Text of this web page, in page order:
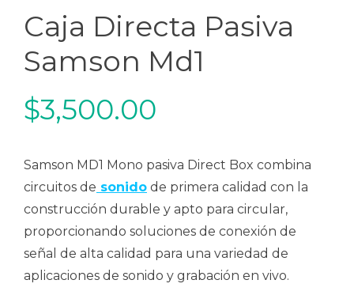
Caja Directa Pasiva
Samson Md1
$3,500.00
Samson MD1 Mono pasiva Direct Box combina
circuitos de sonido de primera calidad con la
construcción durable y apto para circular,
proporcionando soluciones de conexión de
señal de alta calidad para una variedad de
aplicaciones de sonido y grabación en vivo.